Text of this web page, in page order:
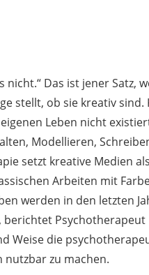
nicht.“ Das ist jener Satz,
stellt, ob sie kreativ
Leben nicht
Modellieren,
setzt kreative Medien
Arbeiten mit
werden in den letzten
Weise die
zu machen.